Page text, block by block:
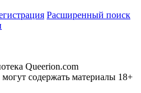
Расширенный поиск
Queerion.com
содержать материалы 18+